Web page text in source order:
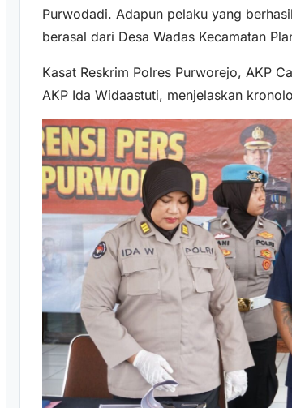
Purwodadi. Adapun pelaku yang
berasal dari Desa Wadas Kecamatan
Kasat Reskrim Polres Purworejo, AKP
AKP Ida Widaastuti, menjelaskan